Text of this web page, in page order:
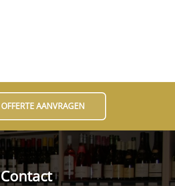
OFFERTE AANVRAGEN
Contact